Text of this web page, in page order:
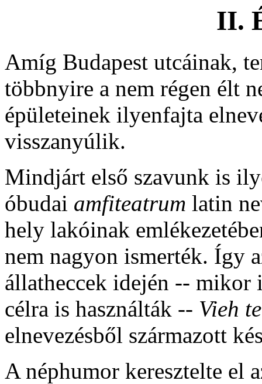
II.
Amíg Budapest utcáinak,
többnyire a nem régen élt
épületeinek ilyenfajta
visszanyúlik.
Mindjárt első szavunk is
óbudai amfiteatrum latin
hely lakóinak
nem nagyon ismerték. Így
állatheccek idején -- mikor
célra is használták -- Vieh
elnevezésből származott
A néphumor keresztelte el